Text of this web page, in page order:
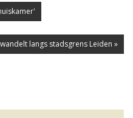
langs stadsgrens Leiden »